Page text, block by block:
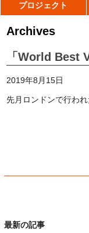
プロジェクト
Archives
「World Best
2019年8月15日
先月ロンドンで行わ
最新の記事